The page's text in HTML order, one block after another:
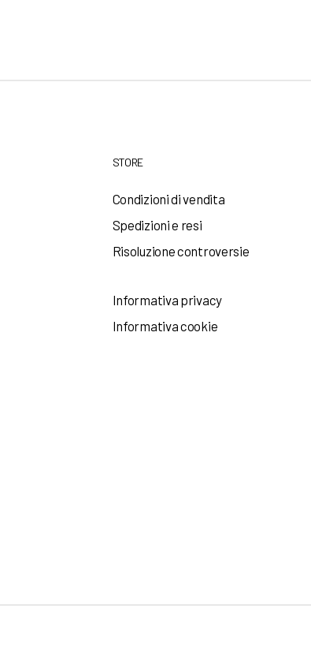
STORE
Condizioni di vendita
Spedizioni e resi
Risoluzione controversie
Informativa privacy
Informativa cookie